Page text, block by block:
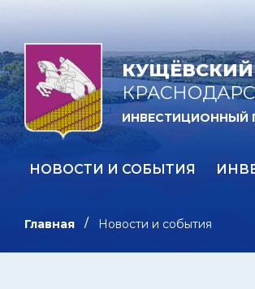
ИНВЕСТИЦИОННЫЙ
НОВОСТИ И СОБЫТИЯ
Главная Новости и события